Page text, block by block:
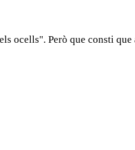
Però que consti que